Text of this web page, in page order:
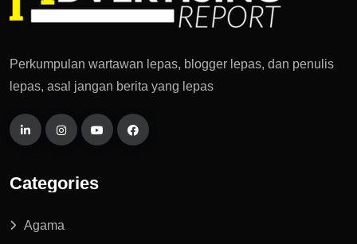
Perkumpulan wartawan lepas, blogger lepas, dan penulis
lepas, asal jangan berita yang lepas
Categories
Agama